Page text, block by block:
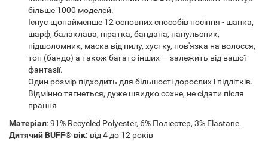
більше 1000 моделей.
Існує щонайменше 12 основних способів носіння - шапка,
шарф, балаклава, піратка, бандана, напульсник,
підшоломник, маска від пилу, хустку, пов'язка на волосся,
топ (бандо) а також багато інших — залежить від вашої
фантазії.
Один розмір підходить для більшості дорослих і підлітків.
Відмінно тягнеться, дуже швидко сохне, не сідати після
прання
Матеріал: 91% Recycled Polyester, 6% Поліестер, 3% Elastane.
Дитячий BUFF® вік: від 4 до 12 років